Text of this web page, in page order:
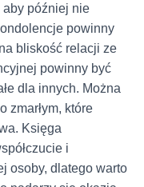
aby później nie
powinny
bliskość relacji ze
powinny być
dla innych. Można
zmarłym, które
Księga
i
osoby, dlatego warto